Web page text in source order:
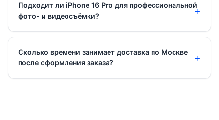
Подходит ли iPhone 16 Pro для профессиональной
фото- и видеосъёмки?
Сколько времени занимает доставка по Москве
после оформления заказа?